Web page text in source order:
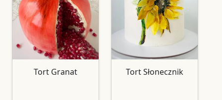
Tort Granat Tort Słonecznik